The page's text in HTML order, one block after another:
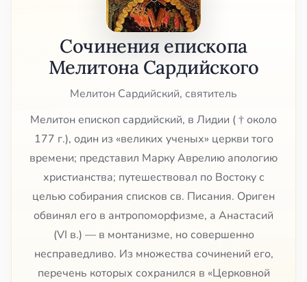
Сочинения епископа
Мелитона Сардийского
Мелитон Сардийский, святитель
Мелитон епископ сардийский, в Лидии ( † около
177 г.), один из «великих ученых» церкви того
времени; представил Марку Аврелию апологию
христианства; путешествовал по Востоку с
целью собирания списков св. Писания. Ориген
обвинял его в антропоморфизме, а Анастасий
(VI в.) — в монтанизме, но совершенно
несправедливо. Из множества сочинений его,
перечень которых сохранился в «Церковной